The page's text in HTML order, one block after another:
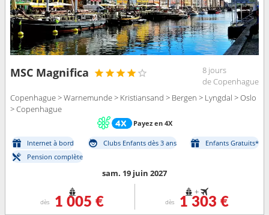
MSC Magnifica
8 jours
de Copenhague
Copenhague > Warnemunde > Kristiansand > Bergen > Lyngdal > Oslo
> Copenhague
Payez en 4X
Internet à bord Clubs Enfants dès 3 ans
Enfants Gratuits*
Pension complète
sam. 19 juin 2027
dès 1 005 €
+
dès 1 303 €